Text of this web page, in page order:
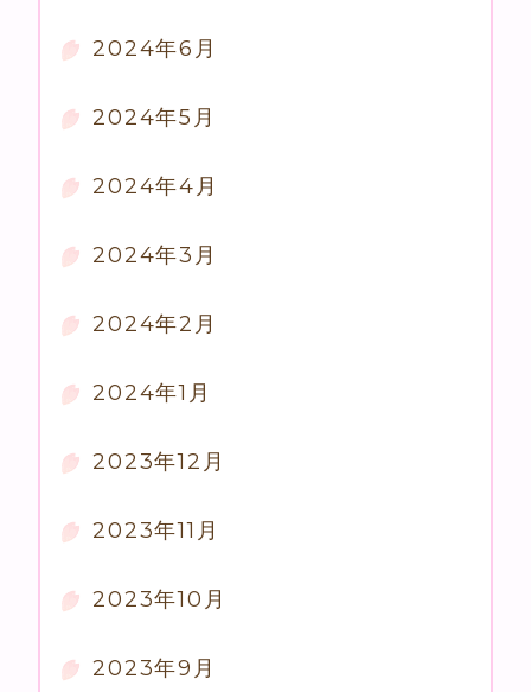
2024年6月
2024年5月
2024年4月
2024年3月
2024年2月
2024年1月
2023年12月
2023年11月
2023年10月
2023年9月